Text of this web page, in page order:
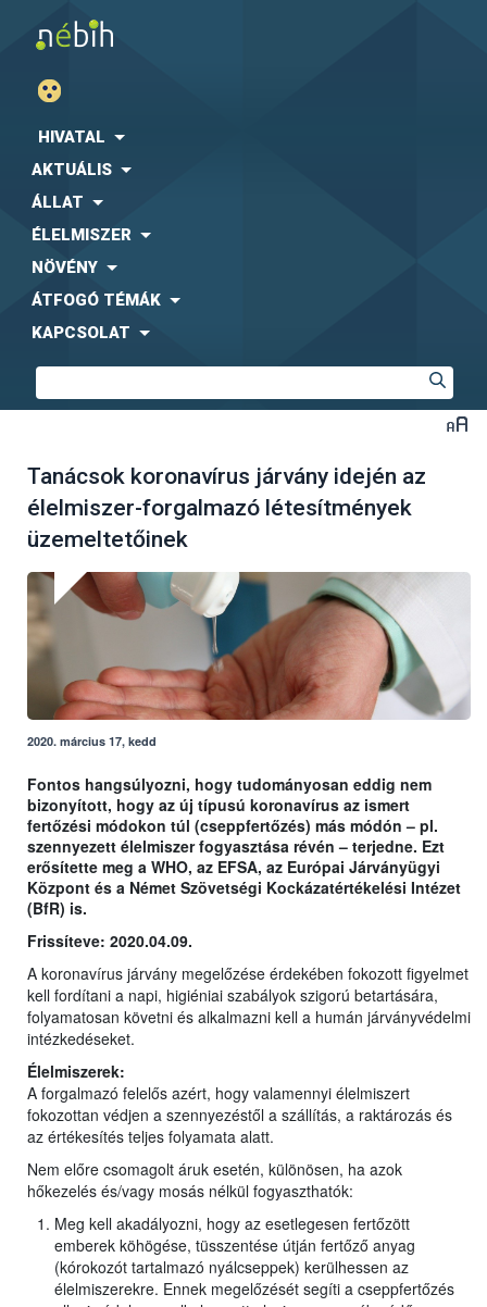
HIVATAL
AKTUÁLIS
ÁLLAT
ÉLELMISZER
NÖVÉNY
ÁTFOGÓ TÉMÁK
KAPCSOLAT
Tanácsok koronavírus járvány idején az
élelmiszer-forgalmazó létesítmények
üzemeltetőinek
2020. március 17, kedd
Fontos hangsúlyozni, hogy tudományosan eddig nem
bizonyított, hogy az új típusú koronavírus az ismert
fertőzési módokon túl (cseppfertőzés) más módón – pl.
szennyezett élelmiszer fogyasztása révén – terjedne. Ezt
erősítette meg a WHO, az EFSA, az Európai Járványügyi
Központ és a Német Szövetségi Kockázatértékelési Intézet
(BfR) is.
Frissíteve: 2020.04.09.
A koronavírus járvány megelőzése érdekében fokozott figyelmet
kell fordítani a napi, higiéniai szabályok szigorú betartására,
folyamatosan követni és alkalmazni kell a humán járványvédelmi
intézkedéseket.
Élelmiszerek:
A forgalmazó felelős azért, hogy valamennyi élelmiszert
fokozottan védjen a szennyezéstől a szállítás, a raktározás és
az értékesítés teljes folyamata alatt.
Nem előre csomagolt áruk esetén, különösen, ha azok
hőkezelés és/vagy mosás nélkül fogyaszthatók:
Meg kell akadályozni, hogy az esetlegesen fertőzött
emberek köhögése, tüsszentése útján fertőző anyag
(kórokozót tartalmazó nyálcseppek) kerülhessen az
élelmiszerekre. Ennek megelőzését segíti a cseppfertőzés